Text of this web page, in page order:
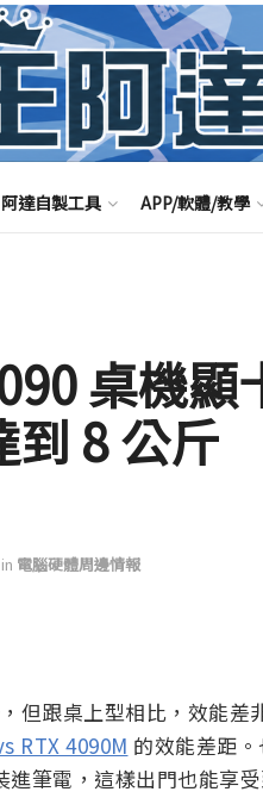
阿達自製工具 APP/軟體/教學
桌機顯
8 公斤
in 電腦硬體周邊情報
但跟桌上型相比，效能差
RTX 4090M 的效能差距。
筆電，這樣出門也能享